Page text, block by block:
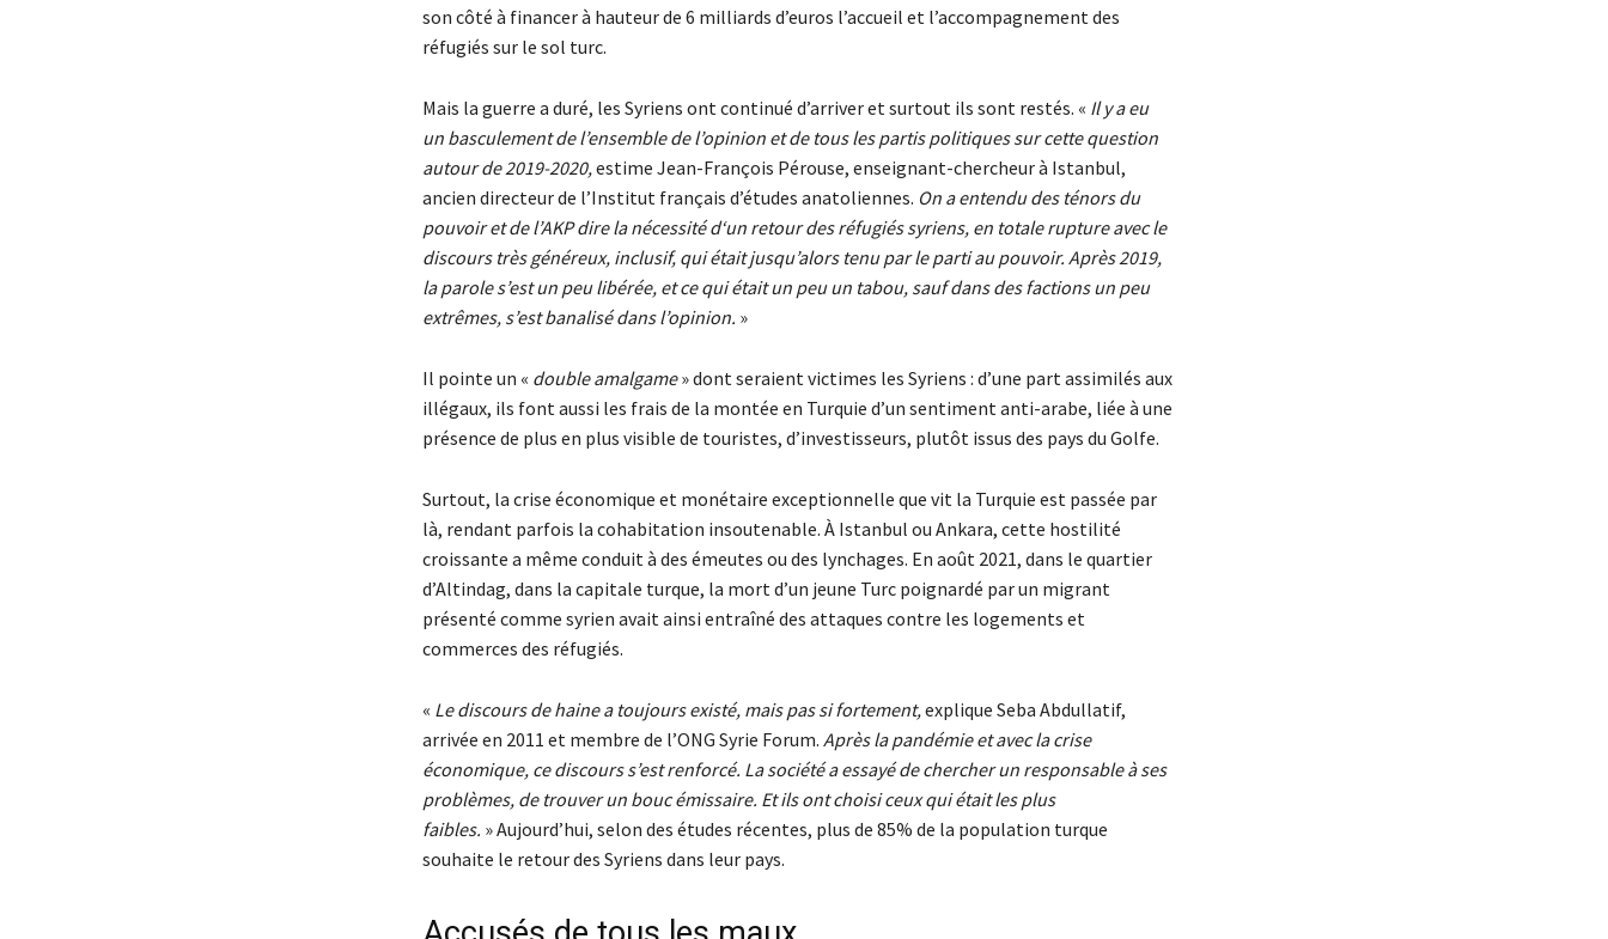
son côté à financer à hauteur de 6 milliards d’euros l’accueil et l’accompagnement des
réfugiés sur le sol turc.
Mais la guerre a duré, les Syriens ont continué d’arriver et surtout ils sont restés. « Il y a eu
un basculement de l’ensemble de l’opinion et de tous les partis politiques sur cette question
autour de 2019-2020,estime Jean-François Pérouse, enseignant-chercheur à Istanbul,
ancien directeur de l’Institut français d’études anatoliennes. On a entendu des ténors du
pouvoir et de l’AKP dire la nécessité d‘un retour des réfugiés syriens, en totale rupture avec le
discours très généreux, inclusif, qui était jusqu’alors tenu par le parti au pouvoir. Après2019,
la parole s’est un peu libérée, et ce qui était un peu un tabou, sauf dans des factions un peu
extrêmes, s’est banalisé dans l’opinion. »
Il pointe un « double amalgame» dont seraient victimes les Syriens : d’une part assimilés aux
illégaux, ils font aussi les frais de la montée en Turquie d’un sentiment anti-arabe, liée à une
présence de plus en plus visible de touristes, d’investisseurs, plutôt issus des pays du Golfe.
Surtout, la crise économique et monétaire exceptionnelle que vit la Turquie est passée par
là, rendant parfois la cohabitation insoutenable. À Istanbul ou Ankara, cette hostilité
croissante a même conduit à des émeutes ou des lynchages. En août 2021, dans le quartier
d’Altindag, dans la capitale turque, la mort d’un jeune Turc poignardé par un migrant
présenté comme syrien avait ainsi entraîné des attaques contre les logements et
commerces des réfugiés.
« Le discours de haine a toujours existé, mais pas si fortement,explique Seba Abdullatif,
arrivée en 2011 et membre de l’ONG Syrie Forum. Après la pandémie et avec la crise
économique, ce discours s’est renforcé. La société a essayé de chercher un responsable à ses
problèmes, de trouver un bouc émissaire. Et ils ont choisi ceux qui était les plus
faibles. » Aujourd’hui, selon des études récentes, plus de 85% de la population turque
souhaite le retour des Syriens dans leur pays.